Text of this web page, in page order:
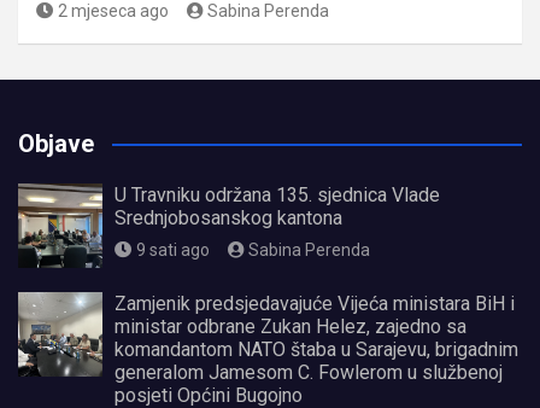
2 mjeseca ago Sabina Perenda
Objave
U Travniku održana 135. sjednica Vlade
Srednjobosanskog kantona
9 sati ago Sabina Perenda
Zamjenik predsjedavajuće Vijeća ministara BiH i
ministar odbrane Zukan Helez, zajedno sa
komandantom NATO štaba u Sarajevu, brigadnim
generalom Jamesom C. Fowlerom u službenoj
posjeti Općini Bugojno